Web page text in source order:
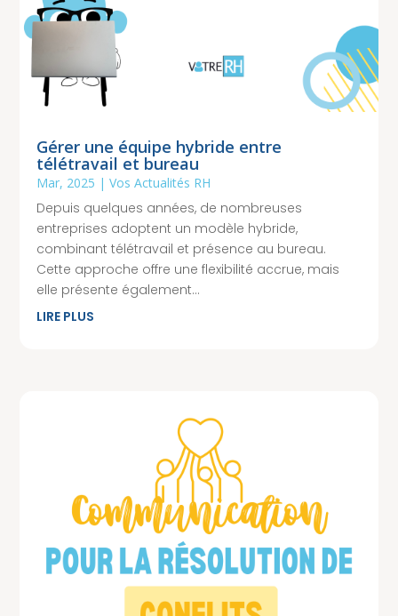
Gérer une équipe hybride entre
télétravail et bureau
Mar, 2025 |Vos Actualités RH
Depuis quelques années, de nombreuses
entreprises adoptent un modèle hybride,
combinant télétravail et présence au bureau.
Cette approche offre une flexibilité accrue, mais
elle présente également...
LIRE PLUS